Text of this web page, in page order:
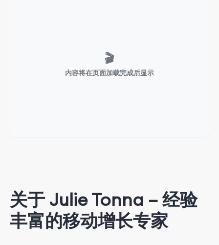
🎬
内容将在页面加载完成后显示
关于 Julie Tonna – 经验
丰富的移动增长专家